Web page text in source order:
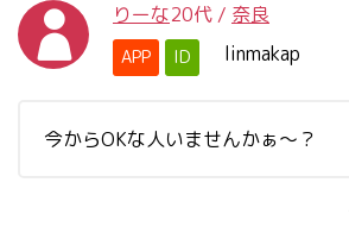
りーな20代 / 奈良
APP ID linmakap
今からOKな人いませんかぁ～？